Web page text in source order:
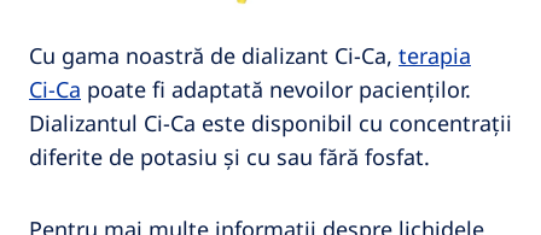
Cu gama noastră de dializant Ci‑Ca, terapia
Ci‑Ca poate fi adaptată nevoilor pacienților.
Dializantul Ci‑Ca este disponibil cu concentrații
diferite de potasiu și cu sau fără fosfat.
Pentru mai multe informații despre lichidele